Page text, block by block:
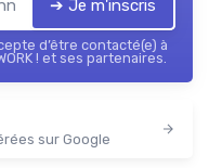
➔ Je m'inscris
d’être contacté(e) à
! et ses partenaires.
sur Google